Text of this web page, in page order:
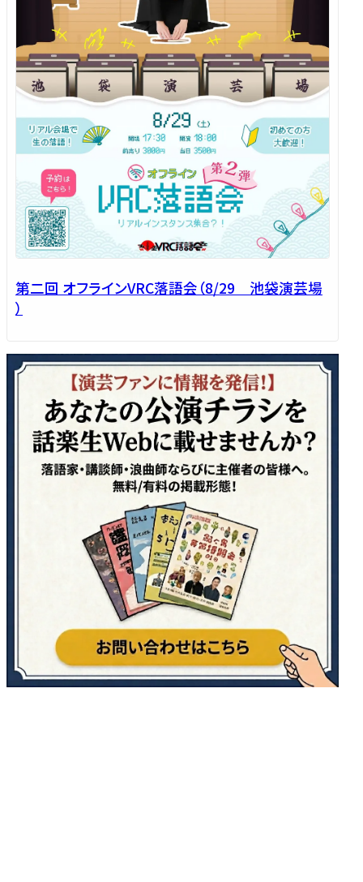
第二回 オフラインVRC落語会（8/29 池袋演芸場
）